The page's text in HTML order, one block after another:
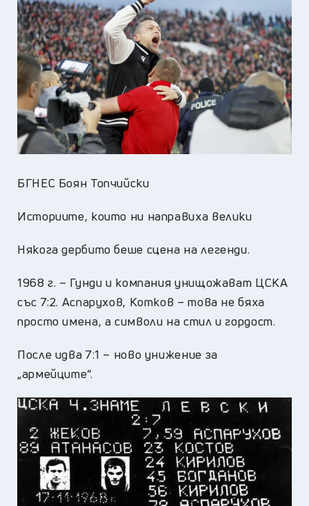
БГНЕС Боян Топчийски
Историите, които ни направиха велики
Някога дербито беше сцена на легенди.
1968 г. – Гунди и компания унищожават ЦСКА
със 7:2. Аспарухов, Котков – това не бяха
просто имена, а символи на стил и гордост.
После идва 7:1 – ново унижение за
„армейците“.